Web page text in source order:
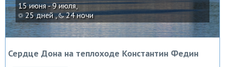
15 июня - 9 июля,
25 дней , 24 ночи
Сердце Дона на теплоходе Константин Федин